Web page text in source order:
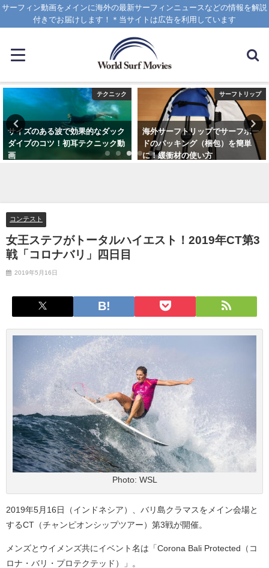
サーフィン動画をメインに海外の最新サーフィンニュースなどの情報を解説
付きでお届けします！＊当サイトは広告を利用しています
サーフトリップ
海外サーフトリップでサーフボー
ドのパッキング（梱包）を簡単
に！緩衝材の使い方
グッズ
リーフブーツは便利！苦手だった
のに履くようになった理由と使用
しているブランド
コンテスト
女王ステフがトータルハイエスト！2019年CT第3
戦「コロナバリ」四日目
2019年5月16日
Photo: WSL
2019年5月16日（インドネシア）、バリ島クラマスをメイン会場と
するCT（チャンピオンシップツアー）第3戦が開催。
メンズとウイメンズ共にイベント名は「Corona Bali Protected（コ
ロナ・バリ・プロテクテッド）」。